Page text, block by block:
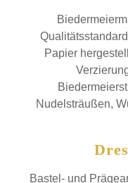
Papier
Nudelsträußen,
Bastel- und